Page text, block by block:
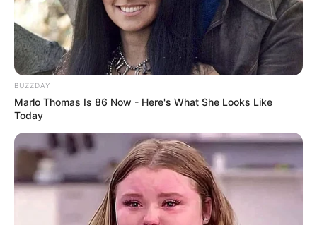
TAGS A LOVE SO BEAUTIFUL DRAMA KOREA
BUZZDAY
Marlo Thomas Is 86 Now - Here's What She Looks Like
Today